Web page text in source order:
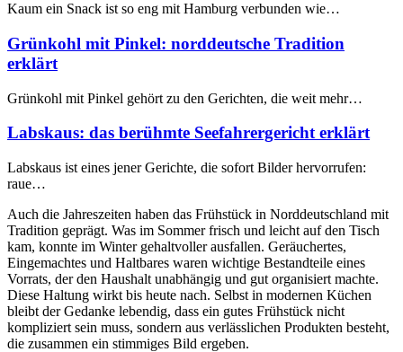
Kaum ein Snack ist so eng mit Hamburg verbunden wie…
Grünkohl mit Pinkel: norddeutsche Tradition
erklärt
Grünkohl mit Pinkel gehört zu den Gerichten, die weit mehr…
Labskaus: das berühmte Seefahrergericht erklärt
Labskaus ist eines jener Gerichte, die sofort Bilder hervorrufen:
raue…
Auch die Jahreszeiten haben das Frühstück in Norddeutschland mit
Tradition geprägt. Was im Sommer frisch und leicht auf den Tisch
kam, konnte im Winter gehaltvoller ausfallen. Geräuchertes,
Eingemachtes und Haltbares waren wichtige Bestandteile eines
Vorrats, der den Haushalt unabhängig und gut organisiert machte.
Diese Haltung wirkt bis heute nach. Selbst in modernen Küchen
bleibt der Gedanke lebendig, dass ein gutes Frühstück nicht
kompliziert sein muss, sondern aus verlässlichen Produkten besteht,
die zusammen ein stimmiges Bild ergeben.